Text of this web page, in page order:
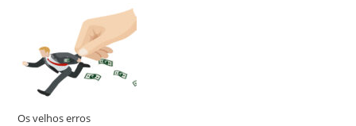
Os velhos erros